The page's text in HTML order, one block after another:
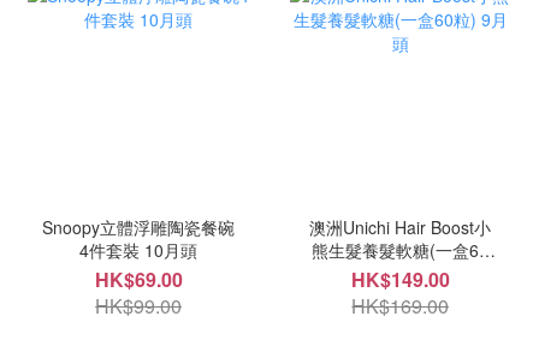
Snoopy立體浮雕陶瓷餐碗
4件套裝 10月頭
HK$69.00
HK$99.00
澳洲Unichi Hair Boost小
熊生髮養髮軟糖(一盒60
粒) 9月頭
HK$149.00
HK$169.00